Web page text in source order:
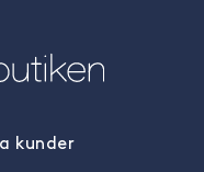
kunder